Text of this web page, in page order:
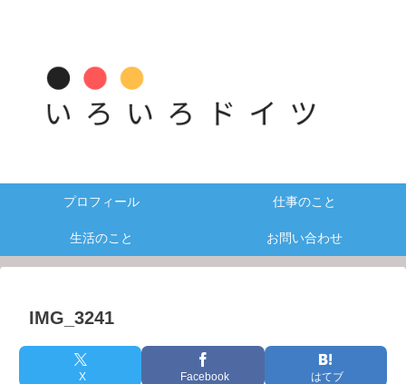
プロフィール 仕事のこと
生活のこと お問い合わせ
IMG_3241
X Facebook はてブ